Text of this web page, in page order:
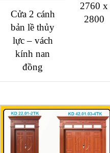
2760 x
2800
Cửa 2 cánh
bản lề thủy
lực – vách
kính nan
đồng